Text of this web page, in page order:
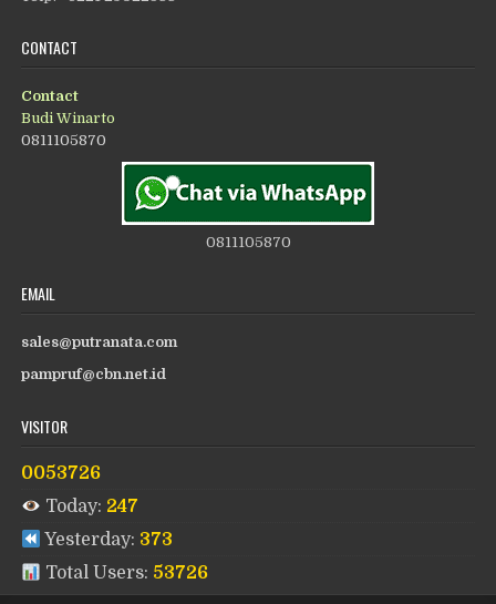
CONTACT
Contact
Budi Winarto
0811105870
0811105870
EMAIL
sales@putranata.com
pampruf@cbn.net.id
VISITOR
0053726
Today: 247
Yesterday: 373
Total Users: 53726